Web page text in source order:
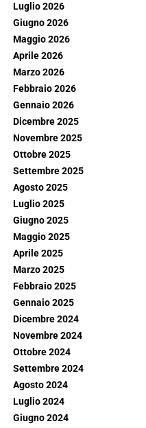
Luglio 2026
Giugno 2026
Maggio 2026
Aprile 2026
Marzo 2026
Febbraio 2026
Gennaio 2026
Dicembre 2025
Novembre 2025
Ottobre 2025
Settembre 2025
Agosto 2025
Luglio 2025
Giugno 2025
Maggio 2025
Aprile 2025
Marzo 2025
Febbraio 2025
Gennaio 2025
Dicembre 2024
Novembre 2024
Ottobre 2024
Settembre 2024
Agosto 2024
Luglio 2024
Giugno 2024